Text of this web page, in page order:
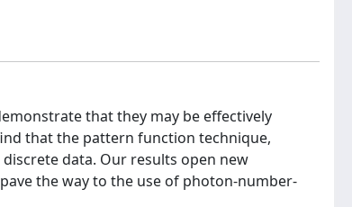
that they may be effectively
that the pattern function technique,
data. Our results open new
the way to the use of photon-number-